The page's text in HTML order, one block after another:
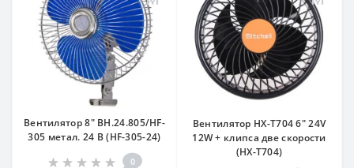
Вентилятор 8" ВН.24.805/HF-
305 метал. 24 В (HF-305-24)
0
Вентилятор HX-T704 6" 24V
12W + клипса две скорости
(HX-T704)